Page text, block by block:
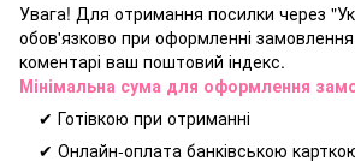
Увага! Для отримання посилки через
обов'язково при оформленні
коментарі ваш поштовий індекс.
Мінімальна сума для оформлення
✔ Готівкою при отриманні
✔ Онлайн-оплата банківською